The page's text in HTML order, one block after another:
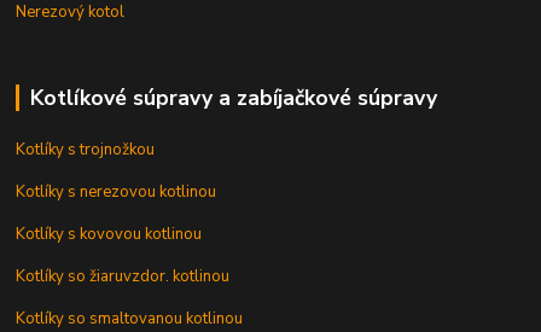
Nerezový kotol
Kotlíkové súpravy a zabíjačkové súpravy
Kotlíky s trojnožkou
Kotlíky s nerezovou kotlinou
Kotlíky s kovovou kotlinou
Kotlíky so žiaruvzdor. kotlinou
Kotlíky so smaltovanou kotlinou